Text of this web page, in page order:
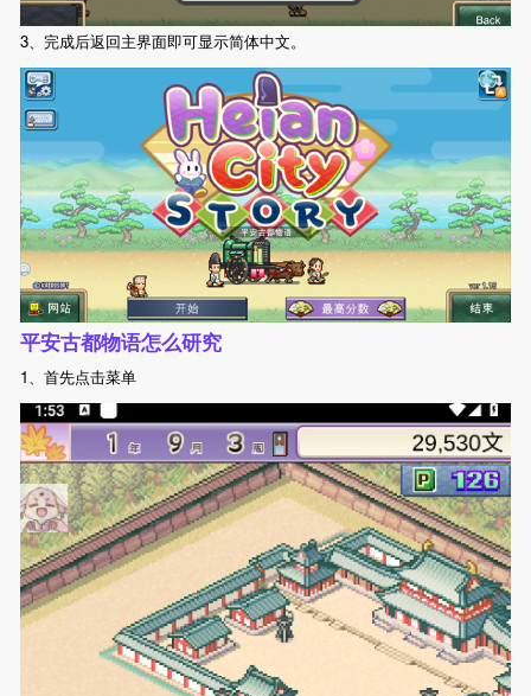
3、完成后返回主界面即可显示简体中文。
平安古都物语怎么研究
1、首先点击菜单